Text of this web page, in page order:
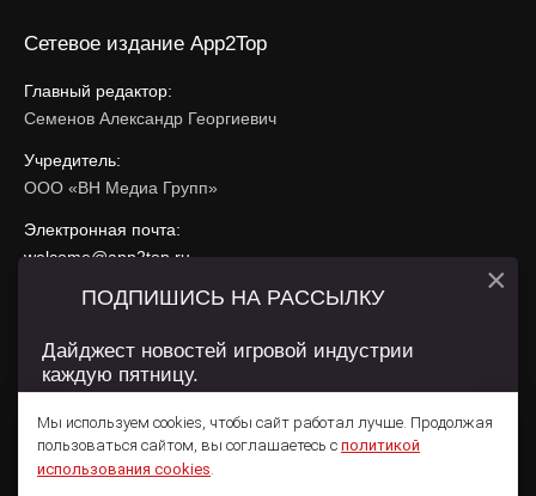
Сетевое издание App2Top
Главный редактор:
Семенов Александр Георгиевич
Учредитель:
ООО «ВН Медиа Групп»
Электронная почта:
welcome@app2top.ru
При использовании материалов активная ссылка на
Сайт использует IP адреса, cookie, данные геолокации
использования содержатся вПолитике конфиденциальностии
Пользовательском соглашении .
Мы используем cookies, чтобы сайт работал лучше. Продолжая
пользоваться сайтом, вы соглашаетесь с политикой
использования cookies.
ПОДПИШИСЬ НА РАССЫЛКУ
Дайджест новостей игровой индустрии
каждую пятницу.
×